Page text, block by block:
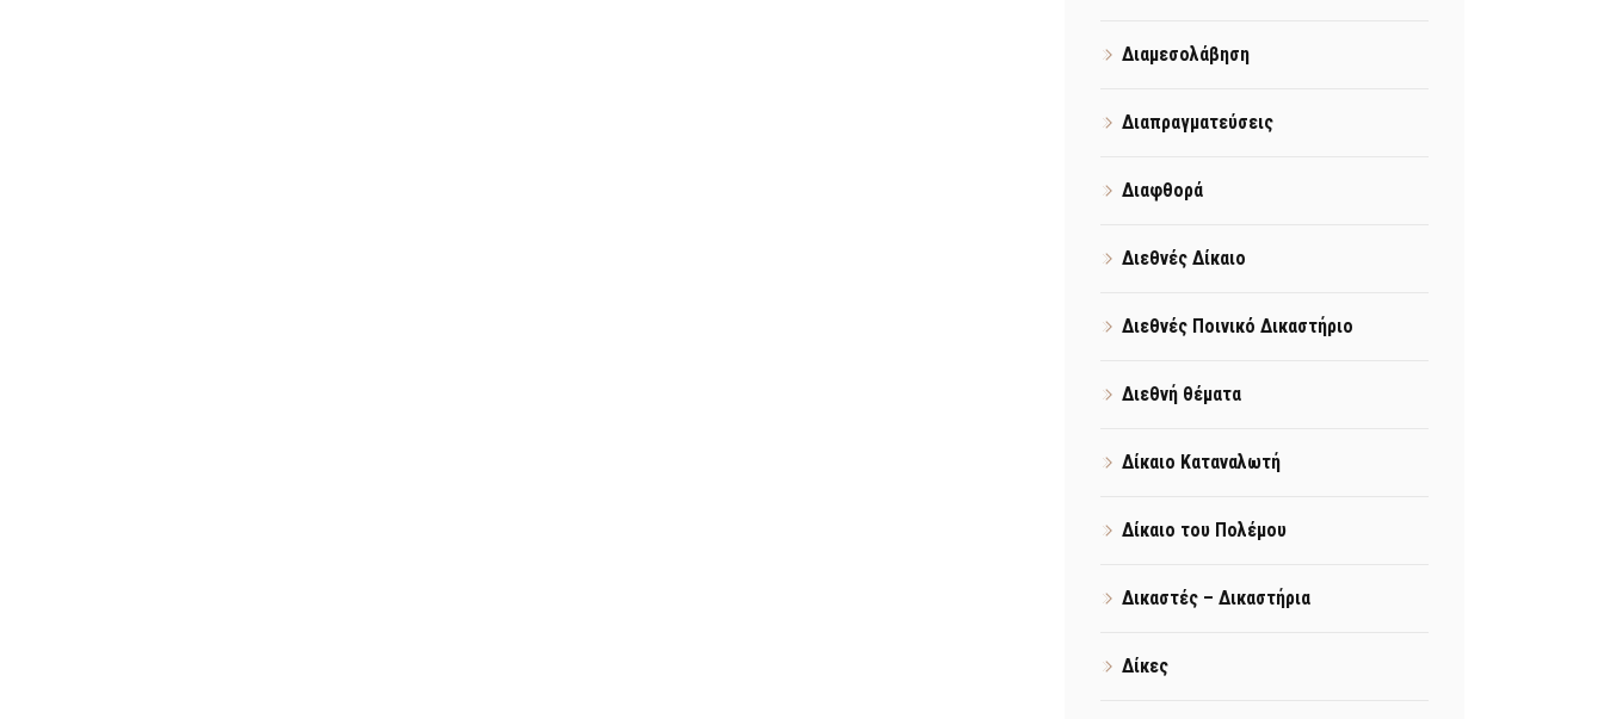
Διαμεσολάβηση
Διαπραγματεύσεις
Διαφθορά
Διεθνές Δίκαιο
Διεθνές Ποινικό Δικαστήριο
Διεθνή θέματα
Δίκαιο Καταναλωτή
Δίκαιο του Πολέμου
Δικαστές – Δικαστήρια
Δίκες